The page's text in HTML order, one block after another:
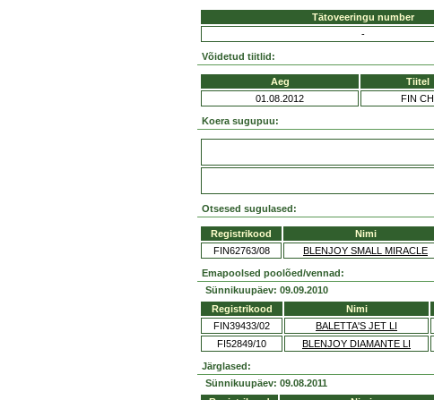
Tätoveeringu number
-
Võidetud tiitlid:
Aeg Tiitel
01.08.2012
FIN CH
Koera sugupuu:
Otsesed sugulased:
Registrikood Nimi
FIN62763/08
BLENJOY SMALL MIRACLE
Emapoolsed poolõed/vennad:
Sünnikuupäev: 09.09.2010
Registrikood
Nimi
FIN39433/02
BALETTA'S JET LI
FI52849/10
BLENJOY DIAMANTE LI
Järglased:
Sünnikuupäev: 09.08.2011